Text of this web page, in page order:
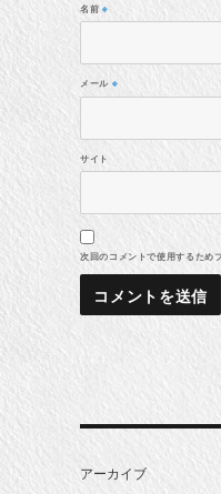
名前 ※
メール ※
サイト
次回のコメントで使用するため
アーカイブ